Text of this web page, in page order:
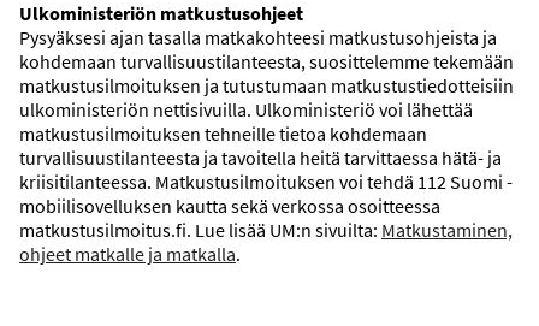
Ulkoministeriön matkustusohjeet
Pysyäksesi ajan tasalla matkakohteesi matkustusohjeista ja
kohdemaan turvallisuustilanteesta, suosittelemme tekemään
matkustusilmoituksen ja tutustumaan matkustustiedotteisiin
ulkoministeriön nettisivuilla. Ulkoministeriö voi lähettää
matkustusilmoituksen tehneille tietoa kohdemaan
turvallisuustilanteesta ja tavoitella heitä tarvittaessa hätä- ja
kriisitilanteessa. Matkustusilmoituksen voi tehdä 112 Suomi -
mobiilisovelluksen kautta sekä verkossa osoitteessa
matkustusilmoitus.fi. Lue lisää UM:n sivuilta: Matkustaminen,
ohjeet matkalle ja matkalla.
Sää